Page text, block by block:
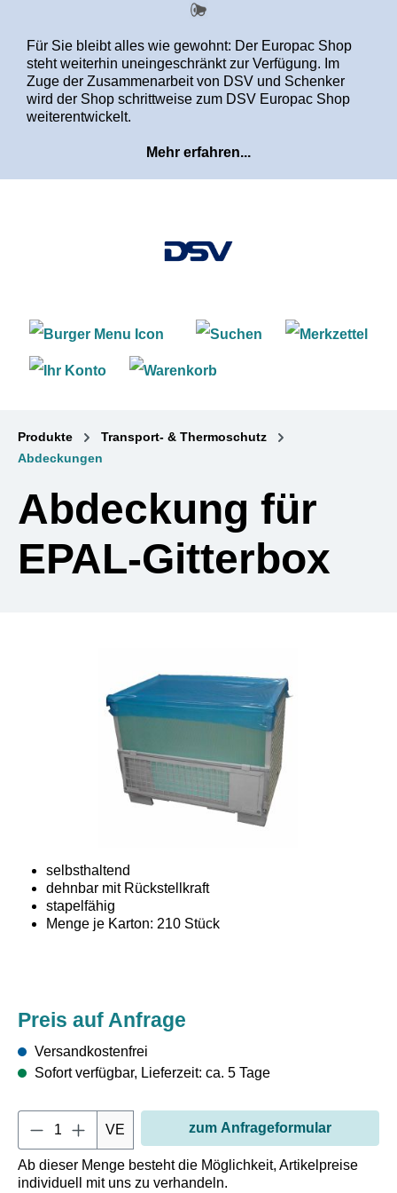
Für Sie bleibt alles wie gewohnt: Der Europac Shop
steht weiterhin uneingeschränkt zur Verfügung. Im
Zuge der Zusammenarbeit von DSV und Schenker
wird der Shop schrittweise zum DSV Europac Shop
weiterentwickelt.
Mehr erfahren...
Produkte
Transport- & Thermoschutz
Abdeckungen
Abdeckung für
EPAL-Gitterbox
selbsthaltend
dehnbar mit Rückstellkraft
stapelfähig
Menge je Karton: 210 Stück
Auskleidungen Passend für die Innenauskleidung einer
und patentierte PE-Wellfolien-Ringe an. Das Material ist
nicht nur feuchtigkeitsresistent sondern auch beständig
Außerdem bieten wir Auskleidungen aus Con-Pearl®.
Durch das stabile und durchstoßsichere Material ist der
Schutz Ihrer Waren gewährleistet. Erhältlich sind diese
Auskleidungen sowohl mit als auch ohne Ladeklappe.
Gitterboxauskleidungen ohne Ladeklappe haben eine
Preis auf Anfrage
Versandkostenfrei
Sofort verfügbar, Lieferzeit: ca. 5 Tage
Produkt Anzahl: Gib den
VE zum Anfrageformular
Ab dieser Menge besteht die Möglichkeit, Artikelpreise
individuell mit uns zu verhandeln.